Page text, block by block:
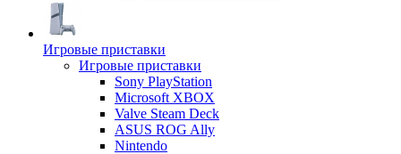
Игровые приставки
Игровые приставки
Sony PlayStation
Microsoft XBOX
Valve Steam Deck
ASUS ROG Ally
Nintendo